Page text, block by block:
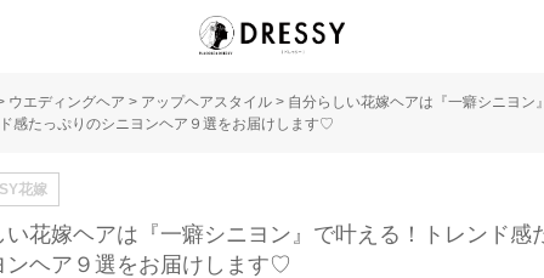
ウエディングヘア > アップヘアスタイル > 自分らしい花嫁ヘアは『一癖シニヨン
感たっぷりのシニヨンヘア９選をお届けします♡
花嫁
い花嫁ヘアは『一癖シニヨン』で叶える！トレンド感
ンヘア９選をお届けします♡